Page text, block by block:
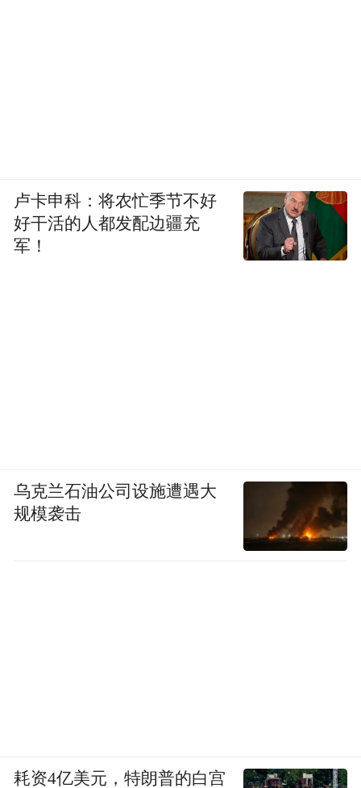
卢卡申科：将农忙季节不好
好干活的人都发配边疆充
军！
乌克兰石油公司设施遭遇大
规模袭击
耗资4亿美元，特朗普的白宫